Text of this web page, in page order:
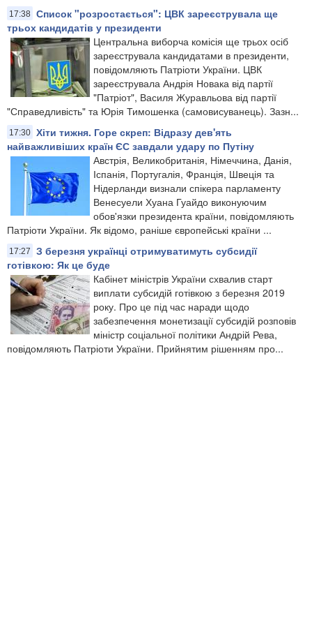
17:38 Список "розростається": ЦВК зареєструвала ще
трьох кандидатів у президенти
Центральна виборча комісія ще трьох осіб
зареєструвала кандидатами в президенти,
повідомляють Патріоти України. ЦВК
зареєструвала Андрія Новака від партії
"Патріот", Василя Журавльова від партії
"Справедливість" та Юрія Тимошенка (самовисуванець). Зазн...
17:30 Хіти тижня. Горе скреп: Відразу дев'ять
найважливіших країн ЄС завдали удару по Путіну
Австрія, Великобританія, Німеччина, Данія,
Іспанія, Португалія, Франція, Швеція та
Нідерланди визнали спікера парламенту
Венесуели Хуана Гуайдо виконуючим
обов'язки президента країни, повідомляють
Патріоти України. Як відомо, раніше європейські країни ...
17:27
З березня українці отримуватимуть субсидії
готівкою: Як це буде
Кабінет міністрів України схвалив старт
виплати субсидій готівкою з березня 2019
року. Про це під час наради щодо
забезпечення монетизації субсидій розповів
міністр соціальної політики Андрій Рева,
повідомляють Патріоти України. Прийнятим рішенням про...